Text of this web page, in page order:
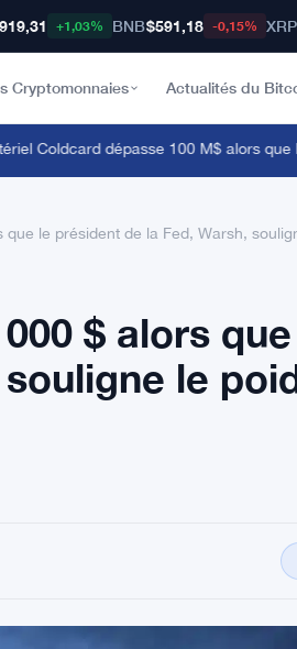
+1,03% BNB$591,18 -0,15% XRP
Cryptomonnaies Actualités du
Coldcard dépasse 100 M$ alors que
le président de la Fed, Warsh,
$ alors
le